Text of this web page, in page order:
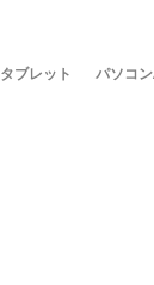
タブレット パソコ